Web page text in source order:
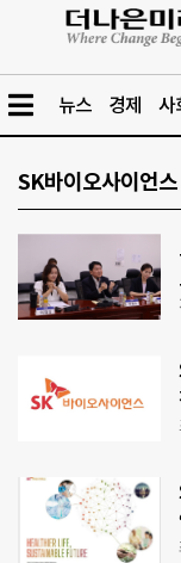
뉴스 경제 사
SK바이오사이언스